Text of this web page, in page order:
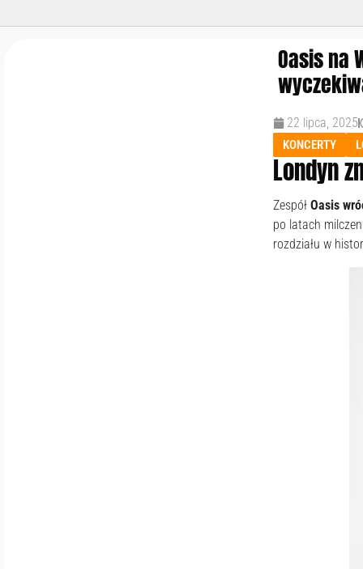
Oasis na
22 lipca, 2025
KONCERTY
Londyn
Zespół Oasis
po latach
rozdziału w